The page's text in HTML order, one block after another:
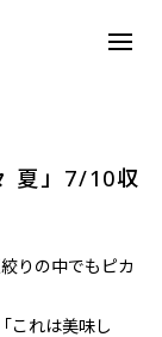
夏」7/10収
りの中でもピカ
これは美味し